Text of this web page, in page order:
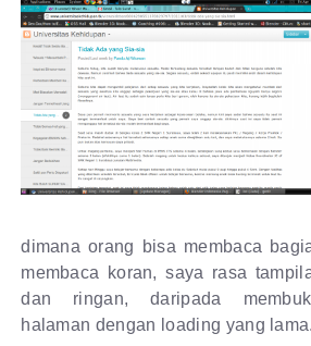
dimana orang bisa membaca
membaca koran, saya rasa
dan ringan, daripada
halaman dengan loading yang lama.